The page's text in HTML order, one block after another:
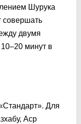
Шурука
совершать
двумя
минут в
Для
Аср